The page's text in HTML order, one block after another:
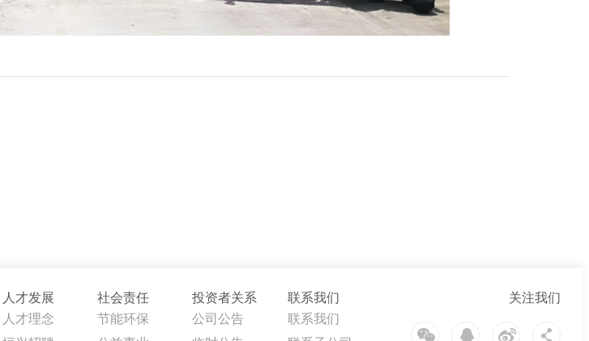
人才发展
人才理念
社会责任
节能环保
投资者关系
公司公告
联系我们
联系我们
关注我们